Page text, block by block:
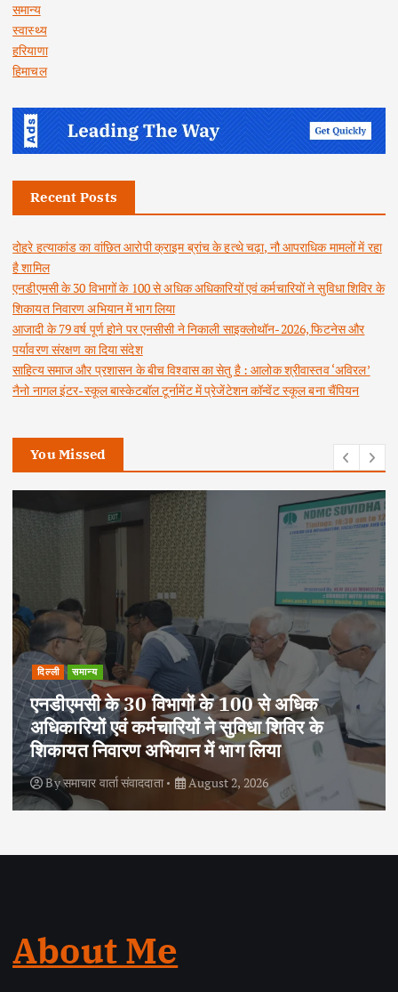
समान्य
स्वास्थ्य
हरियाणा
हिमाचल
Recent Posts
दोहरे हत्याकांड का वांछित आरोपी क्राइम ब्रांच के हत्थे चढ़ा, नौ आपराधिक मामलों में रहा
है शामिल
एनडीएमसी के 30 विभागों के 100 से अधिक अधिकारियों एवं कर्मचारियों ने सुविधा शिविर के
शिकायत निवारण अभियान में भाग लिया
आजादी के 79 वर्ष पूर्ण होने पर एनसीसी ने निकाली साइक्लोथॉन-2026, फिटनेस और
पर्यावरण संरक्षण का दिया संदेश
साहित्य समाज और प्रशासन के बीच विश्वास का सेतु है : आलोक श्रीवास्तव ‘अविरल’
नैनो नागल इंटर-स्कूल बास्केटबॉल टूर्नामेंट में प्रेजेंटेशन कॉन्वेंट स्कूल बना चैंपियन
You Missed
दिल्ली राष्ट्रीय समान्य
आजादी के 79 वर्ष पूर्ण होने पर एनसीसी ने निकाली
साइक्लोथॉन-2026, फिटनेस और पर्यावरण संरक्षण
का दिया संदेश
Byसमाचार वार्ता संवाददाता August 2, 2026
About Me